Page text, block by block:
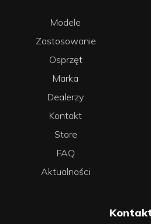
Modele
Zastosowanie
Osprzęt
Marka
Dealerzy
Kontakt
Store
FAQ
Aktualności